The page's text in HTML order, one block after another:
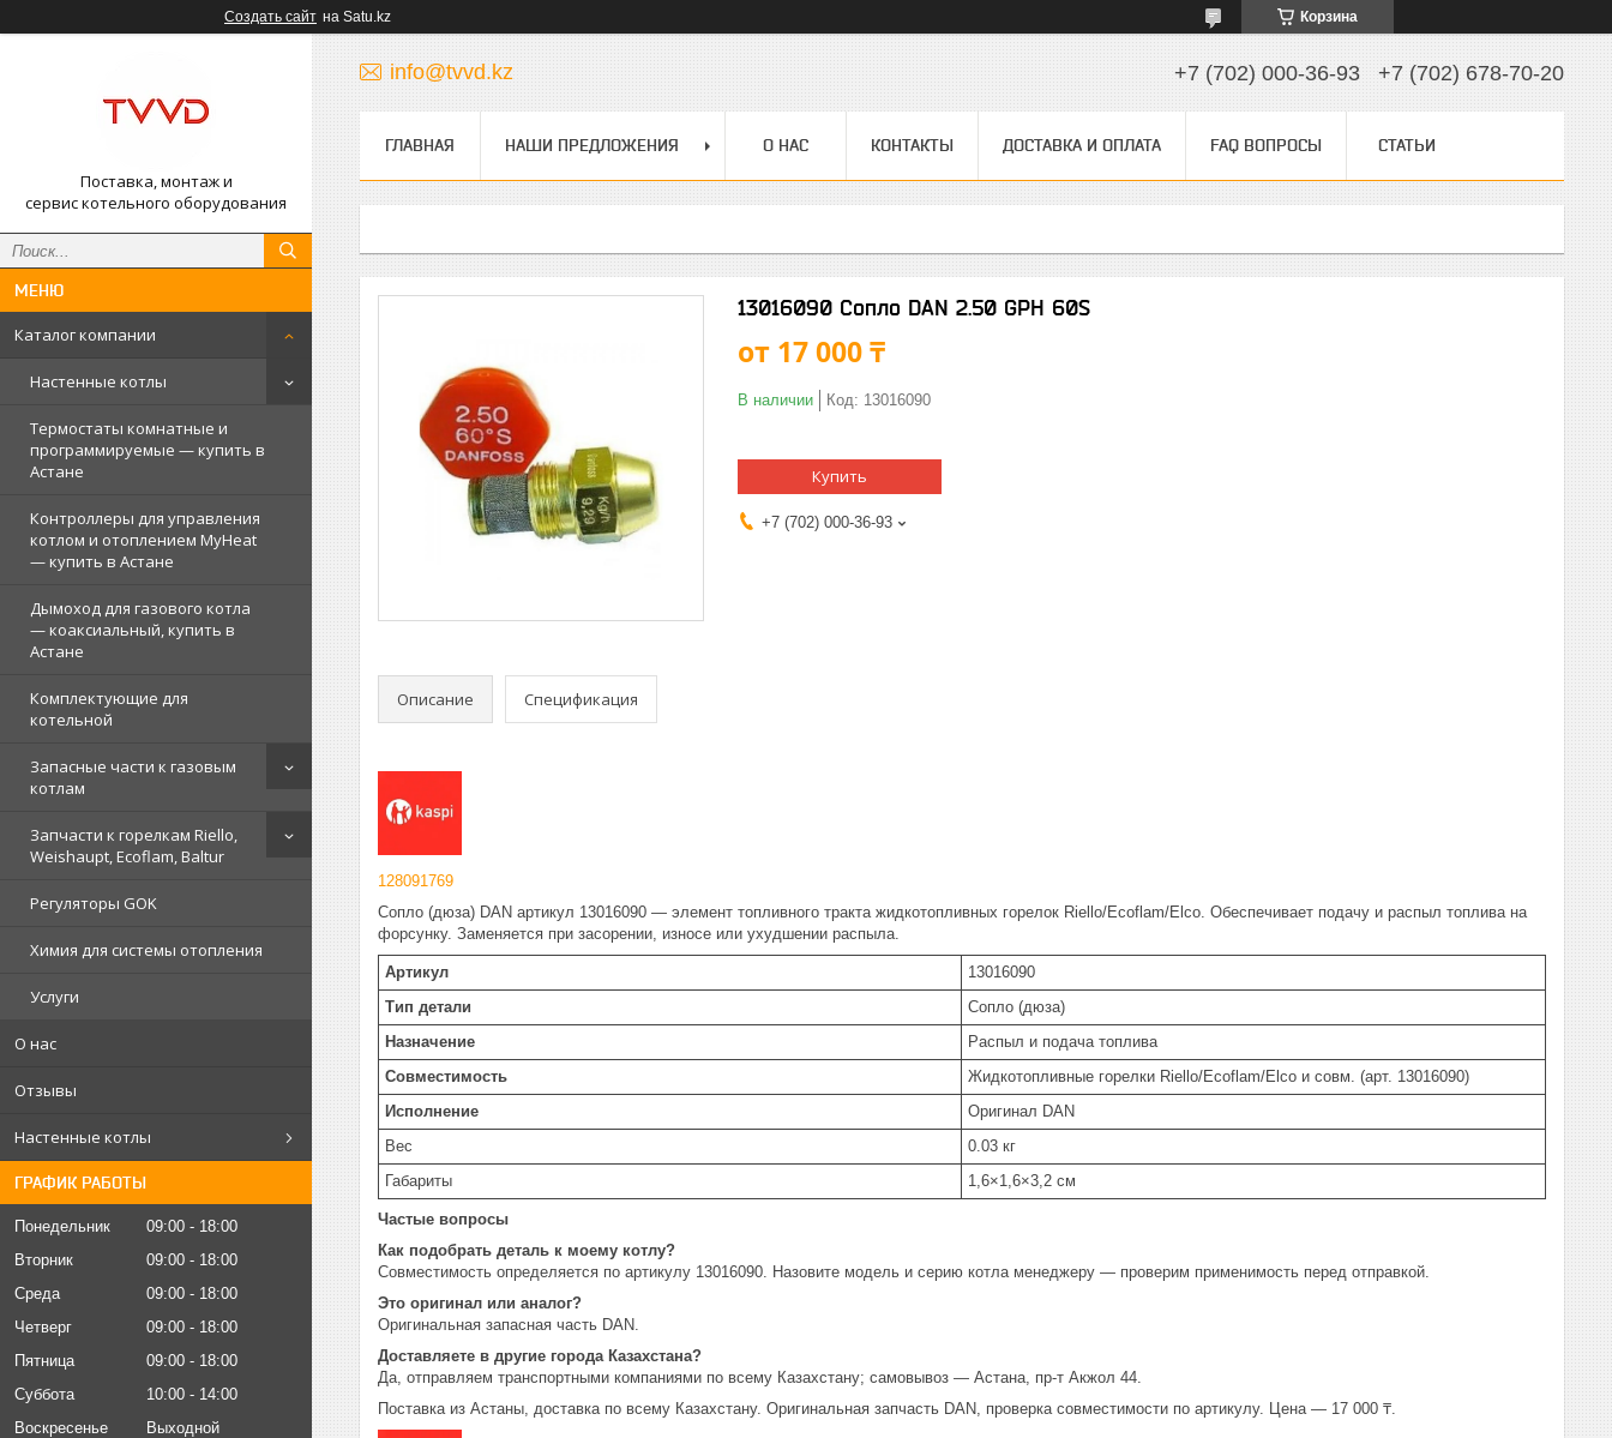
Создать сайт на Satu.kz Корзина
Поставка, монтаж и
сервис котельного оборудования
Каталог компании
Настенные котлы
Термостаты комнатные и
программируемые — купить в
Астане
Контроллеры для управления
котлом и отоплением MyHeat
— купить в Астане
Дымоход для газового котла
— коаксиальный, купить в
Астане
Комплектующие для
котельной
Запасные части к газовым
котлам
Запчасти к горелкам Riello,
Weishaupt, Ecoflam, Baltur
Регуляторы GOK
Химия для системы отопления
Услуги
О нас
Отзывы
Настенные котлы
ГРАФИК РАБОТЫ
Понедельник 09:00
18:00
Вторник
09:00
18:00
Среда
09:00
18:00
Четверг
09:00
18:00
Пятница
09:00
18:00
Суббота
10:00
14:00
Воскресенье
Выходной
info@tvvd.kz +7 (702) 000-36-93 +7 (702) 678-70-20
ГЛАВНАЯ НАШИ ПРЕДЛОЖЕНИЯ О НАС КОНТАКТЫ ДОСТАВКА И ОПЛАТА FAQ ВОПРОСЫ СТАТЬИ
13016090 Сопло DAN 2.50 GPH 60S
от 17 000 ₸
В наличии Код: 13016090
Купить
+7 (702) 000-36-93
Описание Спецификация
128091769
Сопло (дюза) DAN артикул 13016090 — элемент топливного тракта жидкотопливных горелок Riello/Ecoflam/Elco. Обеспечивает подачу и распыл топлива на
форсунку. Заменяется при засорении, износе или ухудшении распыла.
Артикул
13016090
Тип детали
Сопло (дюза)
Назначение
Распыл и подача топлива
Совместимость
Жидкотопливные горелки Riello/Ecoflam/Elco и совм. (арт. 13016090)
Исполнение
Оригинал DAN
Вес
0.03 кг
Габариты
1,6×1,6×3,2 см
Частые вопросы
Как подобрать деталь к моему котлу?
Совместимость определяется по артикулу 13016090. Назовите модель и серию котла менеджеру — проверим применимость перед отправкой.
Это оригинал или аналог?
Оригинальная запасная часть DAN.
Доставляете в другие города Казахстана?
Да, отправляем транспортными компаниями по всему Казахстану; самовывоз — Астана, пр-т Акжол 44.
Поставка из Астаны, доставка по всему Казахстану. Оригинальная запчасть DAN, проверка совместимости по артикулу. Цена — 17 000 ₸.